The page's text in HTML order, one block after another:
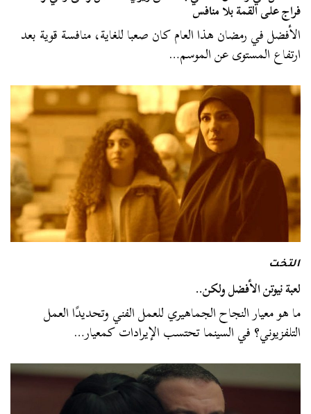
فراج على القمة بلا منافس
الأفضل في رمضان هذا العام كان صعبا للغاية، منافسة قوية بعد
ارتفاع المستوى عن الموسم…
التخت
لعبة نيوتن الأفضل ولكن..
ما هو معيار النجاح الجماهيري للعمل الفني وتحديدًا العمل
التلفزيوني؟ في السينما تحتسب الإيرادات كمعيار…